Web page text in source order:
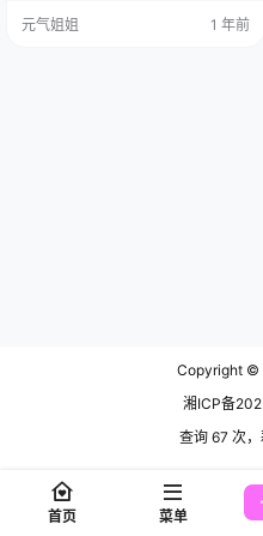
知时，嘿，让我给刨着宝了，就是
元气姐姐 1 年前
Copyright ©
湘ICP备
查询 67 次
首页 菜单